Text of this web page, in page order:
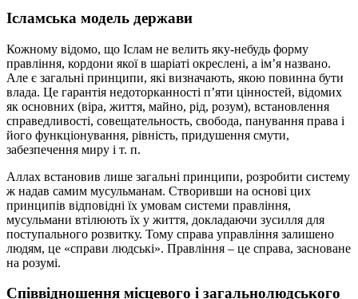
Ісламська модель держави
Кожному відомо, що Іслам не велить яку-небудь форму
правління, кордони якої в шаріаті окреслені, а ім’я названо.
Але є загальні принципи, які визначають, якою повинна бути
влада. Це гарантія недоторканності п’яти цінностей, відомих
як основних (віра, життя, майно, рід, розум), встановлення
справедливості, совещательность, свобода, панування права і
його функціонування, рівність, придушення смути,
забезпечення миру і т. п.
Аллах встановив лише загальні принципи, розробити систему
ж надав самим мусульманам. Створивши на основі цих
принципів відповідні їх умовам системи правління,
мусульмани втілюють їх у життя, докладаючи зусилля для
поступального розвитку. Тому справа управління залишено
людям, це «справи людські». Правління – це справа, засноване
на розумі.
Співвідношення місцевого і загальнолюдського